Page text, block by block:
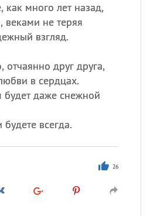
как много лет назад,
веками не теряя
взгляд.
друг друга,
в сердцах.
будет даже снежной
всегда.
26